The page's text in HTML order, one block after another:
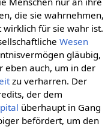
die sie wahrnehmen,
für sie wahr ist.
Wesen
gläubig,
eben auch, um in der
zu verharren. Der
der dem
überhaupt in Gang
befördert, um den